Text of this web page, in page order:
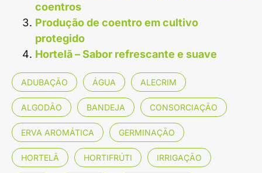
coentros
Produção de coentro em cultivo
protegido
Hortelã – Sabor refrescante e suave
ADUBAÇÃO ÁGUA ALECRIM
ALGODÃO BANDEJA CONSORCIAÇÃO
ERVA AROMÁTICA GERMINAÇÃO
HORTELÃ HORTIFRÚTI IRRIGAÇÃO